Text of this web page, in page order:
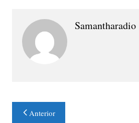
Samantharadio
Navegación
Anterior